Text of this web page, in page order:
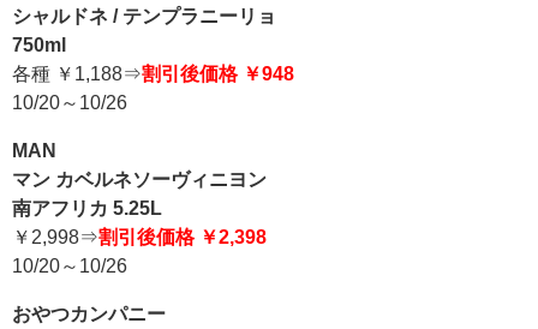
シャルドネ / テンプラニーリョ
750ml
各種 ￥1,188⇒割引後価格 ￥948
10/20～10/26
MAN
マン カベルネソーヴィニヨン
南アフリカ 5.25L
￥2,998⇒割引後価格 ￥2,398
10/20～10/26
おやつカンパニー